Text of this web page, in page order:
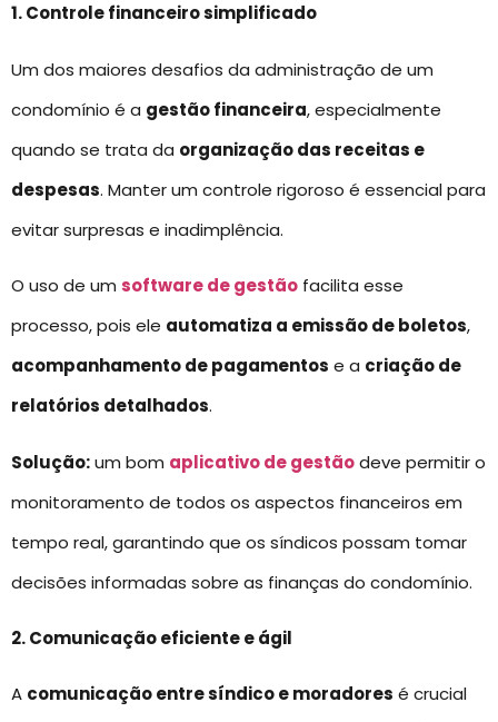
1. Controle financeiro simplificado
Um dos maiores desafios da administração de um
condomínio é a gestão financeira, especialmente
quando se trata da organização das receitas e
despesas. Manter um controle rigoroso é essencial para
evitar surpresas e inadimplência.
O uso de um software de gestão facilita esse
processo, pois ele automatiza a emissão de boletos,
acompanhamento de pagamentos e a criação de
relatórios detalhados.
Solução:um bom aplicativo de gestãodeve permitir o
monitoramento de todos os aspectos financeiros em
tempo real, garantindo que os síndicos possam tomar
decisões informadas sobre as finanças do condomínio.
2. Comunicação eficiente e ágil
A comunicação entre síndico e moradores é crucial